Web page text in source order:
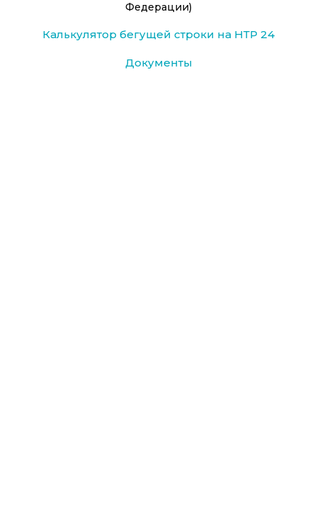
Федерации)
Калькулятор бегущей строки на НТР 24
Документы